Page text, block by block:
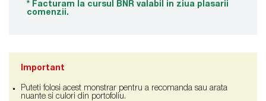
* Facturam la cursul BNR valabil in ziua plasarii
comenzii.
Important
Puteti folosi acest monstrar pentru a recomanda sau arata
nuante si culori din portofoliu.